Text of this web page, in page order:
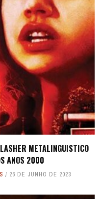
METALINGUISTICO
ANOS 2000
26 DE JUNHO DE 2023